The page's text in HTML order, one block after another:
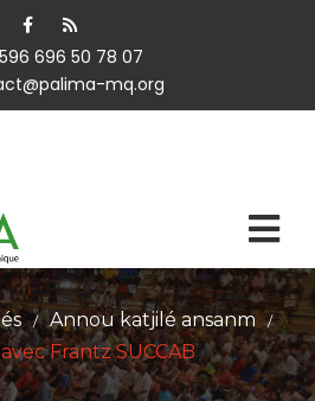
696 50 78 07
mq.org
/ Annou katjilé ansanm /
Frantz SUCCAB